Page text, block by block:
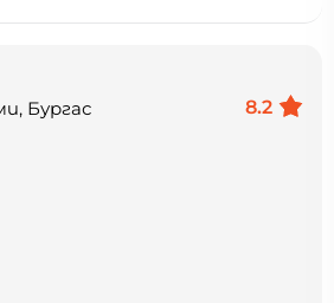
8.2
Бургас